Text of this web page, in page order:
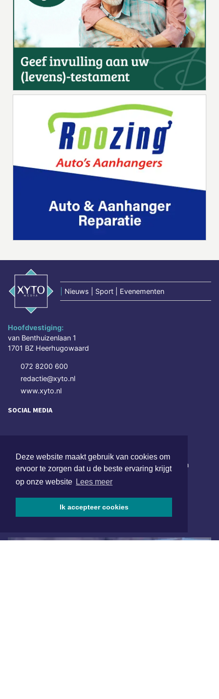
Deze website maakt gebruik van cookies om
ervoor te zorgen dat u de beste ervaring krijgt
op onze website Lees meer
Ik accepteer cookies
Nieuws | Sport | Evenementen
Hoofdvestiging:
van Benthuizenlaan 1
1701 BZ Heerhugowaard
072 8200 600
redactie@xyto.nl
www.xyto.nl
SOCIAL MEDIA
Schrijf je in voor onze nieuwsbrief en krijg wekelijks een
samenvatting van alle gebeurtenissen uit jouw regio.
Aanmelden